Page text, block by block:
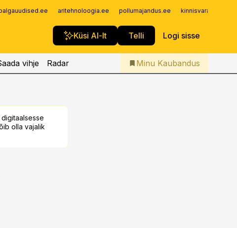
aritehnoloogia.ee pollumajandus.ee
Küsi AI-lt Telli Logi sisse
Iseteenindus
Telli Kaubandus
vihje Radar Minu Kaubandus
olla vajalik